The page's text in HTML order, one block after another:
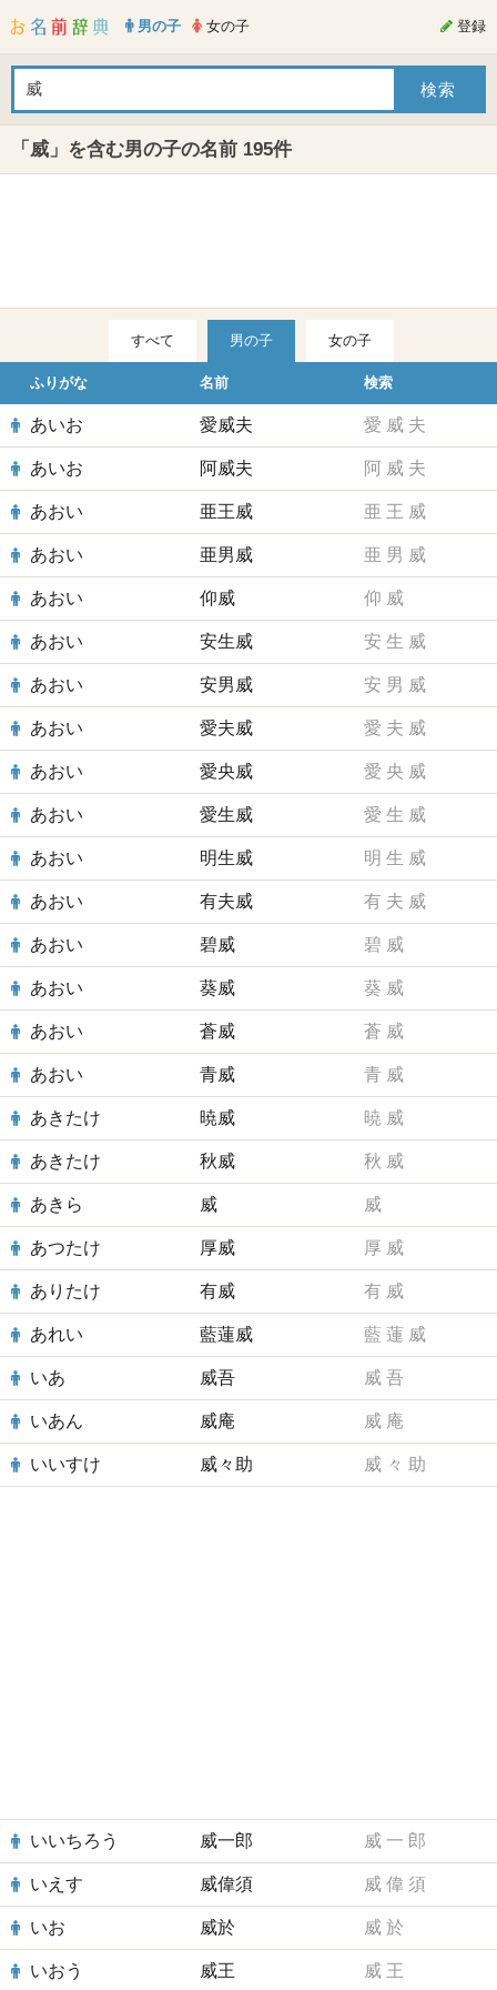
男の子 女の子 登録
「威」を含む男の子の名前 195件
すべて 男の子 女の子
ふりがな 名前 検索
あいお 愛威夫 愛 威 夫
あいお 阿威夫 阿 威 夫
あおい 亜王威 亜 王 威
あおい 亜男威 亜 男 威
あおい 仰威 仰 威
あおい 安生威 安 生 威
あおい 安男威 安 男 威
あおい 愛夫威 愛 夫 威
あおい 愛央威 愛 央 威
あおい 愛生威 愛 生 威
あおい 明生威 明 生 威
あおい 有夫威 有 夫 威
あおい 碧威 碧 威
あおい 葵威 葵 威
あおい 蒼威 蒼 威
あおい 青威 青 威
あきたけ 暁威 暁 威
あきたけ 秋威 秋 威
あきら 威 威
あつたけ 厚威 厚 威
ありたけ 有威 有 威
あれい 藍蓮威 藍 蓮 威
いあ 威吾 威 吾
いあん 威庵 威 庵
いいすけ 威々助 威 々 助
いいちろう 威一郎 威 一 郎
いえす 威偉須 威 偉 須
いお 威於 威 於
いおう 威王 威 王